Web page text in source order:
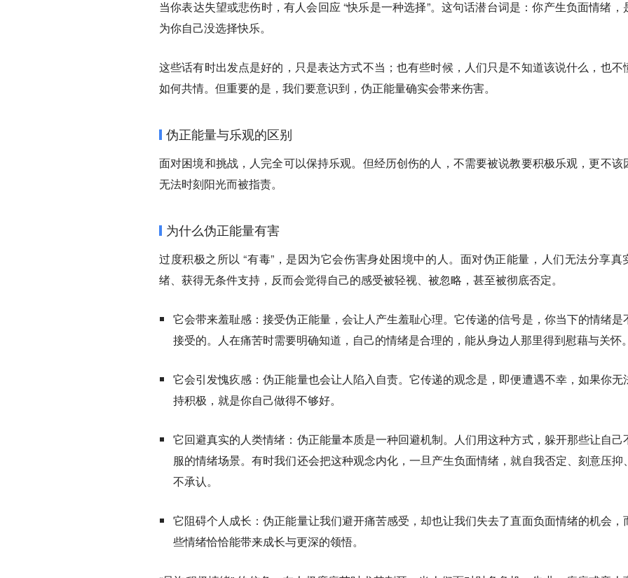
当你表达失望或悲伤时，有人会回应 “快乐是一种选择”。这句话潜台词是：你产生负面情绪，
为你自己没选择快乐。
这些话有时出发点是好的，只是表达方式不当；也有些时候，人们只是不知道该说什么，也不
如何共情。但重要的是，我们要意识到，伪正能量确实会带来伤害。
伪正能量与乐观的区别
面对困境和挑战，人完全可以保持乐观。但经历创伤的人，不需要被说教要积极乐观，更不该
无法时刻阳光而被指责。
为什么伪正能量有害
过度积极之所以 “有毒”，是因为它会伤害身处困境中的人。面对伪正能量，人们无法分享真
绪、获得无条件支持，反而会觉得自己的感受被轻视、被忽略，甚至被彻底否定。
它会带来羞耻感：接受伪正能量，会让人产生羞耻心理。它传递的信号是，你当下的情绪是
接受的。人在痛苦时需要明确知道，自己的情绪是合理的，能从身边人那里得到慰藉与关怀。
它会引发愧疚感：伪正能量也会让人陷入自责。它传递的观念是，即便遭遇不幸，如果你无
持积极，就是你自己做得不够好。
它回避真实的人类情绪： 伪正能量本质是一种回避机制。人们用这种方式，躲开那些让自己
服的情绪场景。有时我们还会把这种观念内化，一旦产生负面情绪，就自我否定、刻意压抑
不承认。
它阻碍个人成长：伪正能量让我们避开痛苦感受，却也让我们失去了直面负面情绪的机会，
些情绪恰恰能带来成长与更深的领悟。